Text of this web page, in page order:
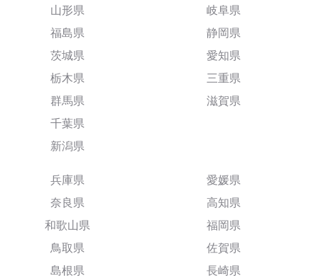
山形県
福島県
茨城県
栃木県
群馬県
千葉県
新潟県
岐阜県
静岡県
愛知県
三重県
滋賀県
兵庫県
奈良県
和歌山県
鳥取県
島根県
愛媛県
高知県
福岡県
佐賀県
長崎県